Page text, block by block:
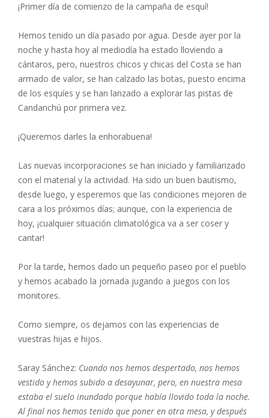
¡Primer día de comienzo de la campaña de esquí!
Hemos tenido un día pasado por agua. Desde ayer por la
noche y hasta hoy al mediodía ha estado lloviendo a
cántaros, pero, nuestros chicos y chicas del Costa se han
armado de valor, se han calzado las botas, puesto encima
de los esquíes y se han lanzado a explorar las pistas de
Candanchú por primera vez.
¡Queremos darles la enhorabuena!
Las nuevas incorporaciones se han iniciado y familiarizado
con el material y la actividad. Ha sido un buen bautismo,
desde luego, y esperemos que las condiciones mejoren de
cara a los próximos días; aunque, con la experiencia de
hoy, ¡cualquier situación climatológica va a ser coser y
cantar!
Por la tarde, hemos dado un pequeño paseo por el pueblo
y hemos acabado la jornada jugando a juegos con los
monitores.
Como siempre, os dejamos con las experiencias de
vuestras hijas e hijos.
Saray Sánchez: Cuando nos hemos despertado, nos hemos
vestido y hemos subido a desayunar, pero, en nuestra mesa
estaba el suelo inundado porque había llovido toda la noche.
Al final nos hemos tenido que poner en otra mesa, y después